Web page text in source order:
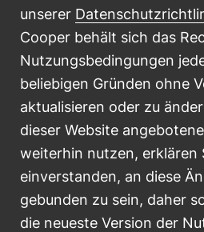
unserer
Cooper behält sich das
Nutzungsbedingungen
beliebigen Gründen ohne
aktualisieren oder zu
dieser Website
weiterhin nutzen, erklären
einverstanden, an diese
gebunden zu sein, daher
die neueste Version der